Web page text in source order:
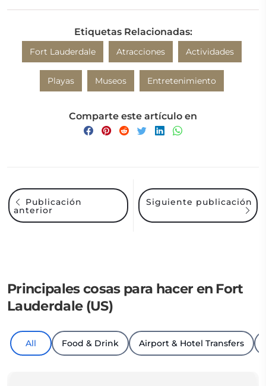
Etiquetas Relacionadas:
Fort Lauderdale Atracciones Actividades
Playas Museos Entretenimiento
Comparte este artículo en
Siguiente publicación
Publicación
anterior
Principales cosas para hacer en Fort
Lauderdale (US)
All Food & Drink Airport & Hotel Transfers